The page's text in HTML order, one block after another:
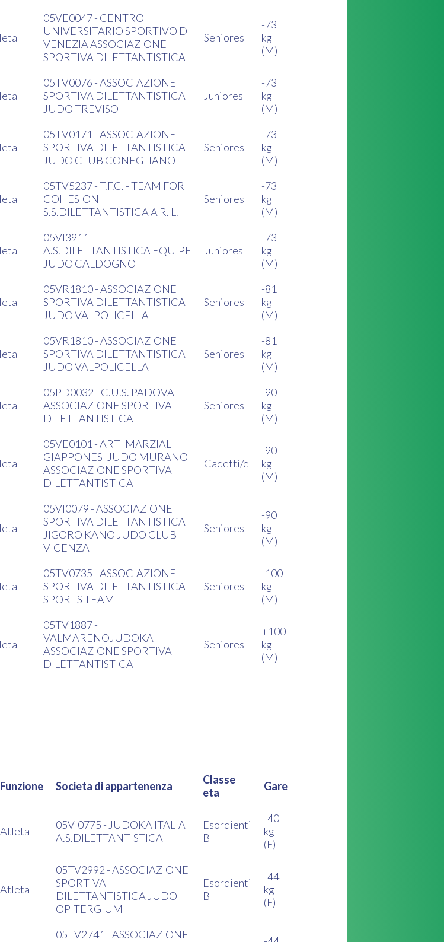
05VE0047 - CENTRO
UNIVERSITARIO SPORTIVO DI
VENEZIA ASSOCIAZIONE
SPORTIVA DILETTANTISTICA
Seniores
-73
kg
(M)
05TV0076 - ASSOCIAZIONE
SPORTIVA DILETTANTISTICA
JUDO TREVISO
Juniores
-73
kg
(M)
05TV0171 - ASSOCIAZIONE
SPORTIVA DILETTANTISTICA
JUDO CLUB CONEGLIANO
Seniores
-73
kg
(M)
05TV5237 - T.F.C. - TEAM FOR
COHESION
S.S.DILETTANTISTICA A R. L.
Seniores
-73
kg
(M)
05VI3911 -
A.S.DILETTANTISTICA EQUIPE
JUDO CALDOGNO
Juniores
-73
kg
(M)
05VR1810 - ASSOCIAZIONE
SPORTIVA DILETTANTISTICA
JUDO VALPOLICELLA
Seniores
-81
kg
(M)
05VR1810 - ASSOCIAZIONE
SPORTIVA DILETTANTISTICA
JUDO VALPOLICELLA
Seniores
-81
kg
(M)
05PD0032 - C.U.S. PADOVA
ASSOCIAZIONE SPORTIVA
DILETTANTISTICA
Seniores
-90
kg
(M)
05VE0101 - ARTI MARZIALI
GIAPPONESI JUDO MURANO
ASSOCIAZIONE SPORTIVA
DILETTANTISTICA
Cadetti/e
-90
kg
(M)
05VI0079 - ASSOCIAZIONE
SPORTIVA DILETTANTISTICA
JIGORO KANO JUDO CLUB
VICENZA
Seniores
-90
kg
(M)
05TV0735 - ASSOCIAZIONE
SPORTIVA DILETTANTISTICA
SPORTS TEAM
Seniores
-100
kg
(M)
05TV1887 -
VALMARENOJUDOKAI
ASSOCIAZIONE SPORTIVA
DILETTANTISTICA
Seniores
+100
kg
(M)
Funzione Societa di appartenenza
Classe
eta
Gare
Atleta
05VI0775 - JUDOKA ITALIA
A.S.DILETTANTISTICA
Esordienti
B
-40
kg
(F)
Atleta
05TV2992 - ASSOCIAZIONE
SPORTIVA
DILETTANTISTICA JUDO
OPITERGIUM
Esordienti
B
-44
kg
(F)
05TV2741 - ASSOCIAZIONE